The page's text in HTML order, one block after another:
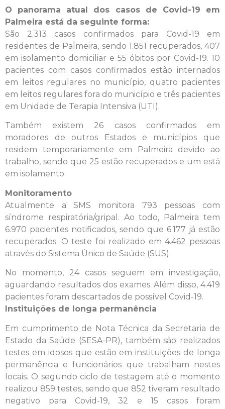
O panorama atual dos casos de Covid-19 em
Palmeira está da seguinte forma:
São 2.313 casos confirmados para Covid-19 em
residentes de Palmeira, sendo 1.851 recuperados, 407
em isolamento domiciliar e 55 óbitos por Covid-19. 10
pacientes com casos confirmados estão internados
em leitos regulares no município, quatro pacientes
em leitos regulares fora do município e três pacientes
em Unidade de Terapia Intensiva (UTI).
Também existem 26 casos confirmados em
moradores de outros Estados e municípios que
residem temporariamente em Palmeira devido ao
trabalho, sendo que 25 estão recuperados e um está
em isolamento.
Monitoramento
Atualmente a SMS monitora 793 pessoas com
síndrome respiratória/gripal. Ao todo, Palmeira tem
6.970 pacientes notificados, sendo que 6.177 já estão
recuperados. O teste foi realizado em 4.462 pessoas
através do Sistema Único de Saúde (SUS).
No momento, 24 casos seguem em investigação,
aguardando resultados dos exames. Além disso, 4.419
pacientes foram descartados de possível Covid-19.
Instituições de longa permanência
Em cumprimento de Nota Técnica da Secretaria de
Estado da Saúde (SESA-PR), também são realizados
testes em idosos que estão em instituições de longa
permanência e funcionários que trabalham nestes
locais. O segundo ciclo de testagem até o momento
realizou 859 testes, sendo que 852 tiveram resultado
negativo para Covid-19, 32 e 15 casos foram